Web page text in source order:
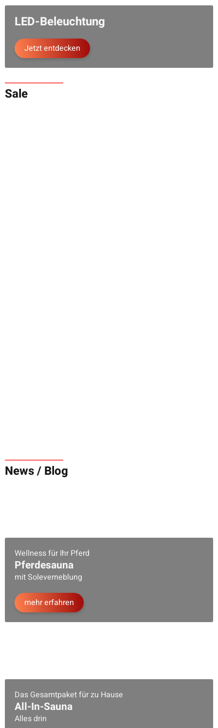
LED-Beleuchtung
Jetzt entdecken
Sale
Saunabank /
Saunaliege "Helsinki"
ab219,00 €*
219,00 €
News / Blog
Wellness für Ihr Pferd
Pferdesauna
mit Soleverneblung
mehr erfahren
Das Gesamtpaket für zu Hause
All-In-Sauna
Alles drin